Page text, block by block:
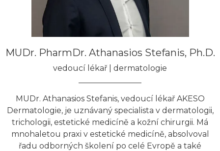
MUDr. PharmDr. Athanasios Stefanis, Ph.D.
vedoucí lékař | dermatologie
MUDr. Athanasios Stefanis, vedoucí lékař AKESO
Dermatologie, je uznávaný specialista v dermatologii,
trichologii, estetické medicíně a kožní chirurgii. Má
mnohaletou praxi v estetické medicíně, absolvoval
řadu odborných školení po celé Evropě a také